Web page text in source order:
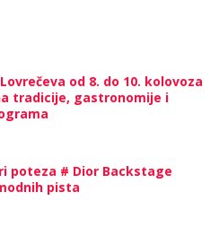
od 8. do 10. kolovoza
tradicije, gastronomije i
poteza # Dior Backstage
pista